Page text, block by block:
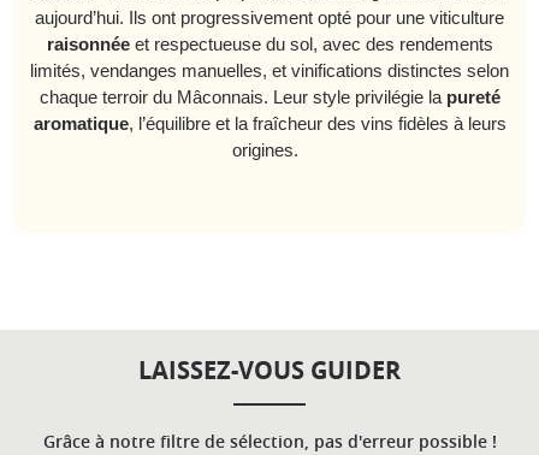
aujourd’hui. Ils ont progressivement opté pour une viticulture
raisonnéeet respectueuse du sol, avec des rendements
limités, vendanges manuelles, et vinifications distinctes selon
chaque terroir du Mâconnais. Leur style privilégie la pureté
aromatique, l’équilibre et la fraîcheur des vins fidèles à leurs
origines.
LAISSEZ-VOUS GUIDER
Grâce à notre filtre de sélection, pas d'erreur possible !